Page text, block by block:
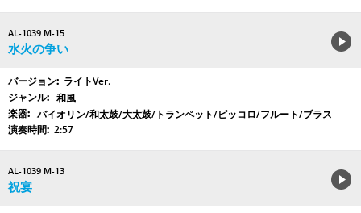
AL-1039 M-15
水火の争い
ライトVer.
和風
バイオリン/和太鼓/大太鼓/トランペット/ピッコロ/フルート/ブラス
2:57
AL-1039 M-13
祝宴